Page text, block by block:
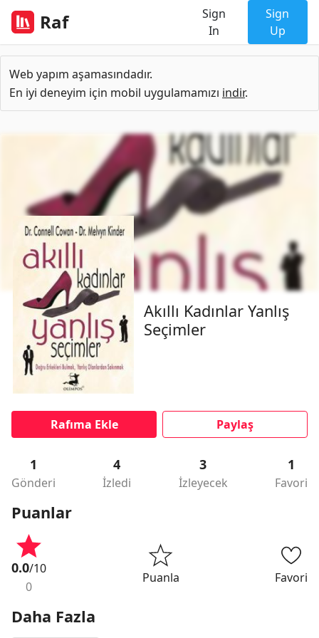
Raf
Sign
In
Sign
Up
Web yapım aşamasındadır.
En iyi deneyim için mobil uygulamamızı indir.
Akıllı Kadınlar Yanlış
Seçimler
Rafıma Ekle Paylaş
1
Gönderi
4
İzledi
3
İzleyecek
1
Favori
Puanlar
0.0/10
0
Puanla Favori
Daha Fazla